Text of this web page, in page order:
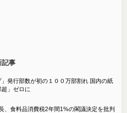
記事
」発行部数が初の１００万部割れ 国内の紙
」ゼロに
、食料品消費税2年間1%の閣議決定を批判